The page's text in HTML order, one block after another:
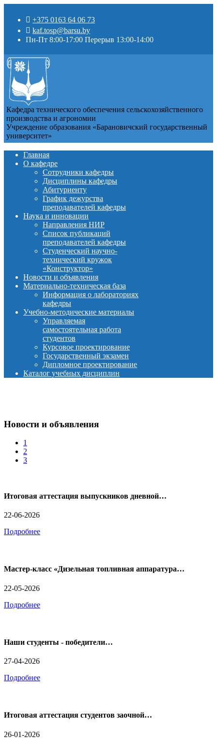
+375 0163 64 06 73
kaf.tosp@barsu.by
Пн-Пт 8:00-17:00 Перерыв 13:00-14:00
Кафедра технического обеспечения сельскохозяйственного
производства и агрономии
Учреждение образования «Барановичский государственный
университет»
Главная
О кафедре
Сотрудники кафедры
Дисциплины кафедры
Абитуриенту
График дежурства
преподавателей кафедры
Наука и инновации
Направления НИР
Список публикаций
преподавателей кафедры
Студенческий научно-
технический кружок
«Конструктор»
Новости и объявления
Материально-техническая база
Информация о лабораториях
кафедры
Учебно-методические материалы
Управляемая
самостоятельная работа
студентов
Курсовое проектирование
Государственный экзамен
Дипломное проектирование
Каталог учебных дисциплин
Новости и объявления
1
2
3
Итоговая аттестация выпускников дневной…
22-06-2026
Подробнее
Мастер-класс «Дизельная топливная аппаратура…
22-05-2026
Подробнее
Наши студенты - победители…
27-04-2026
Подробнее
Итоговая аттестация студентов заочной…
26-01-2026